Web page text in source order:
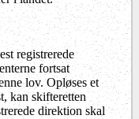
registrerede
fortsat
lov. Opløses et
kan skifteretten
direktion skal